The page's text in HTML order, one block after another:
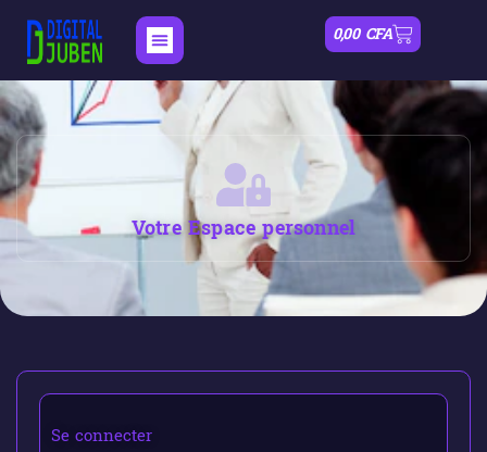
0,00 CFA
Votre Espace personnel
Se connecter